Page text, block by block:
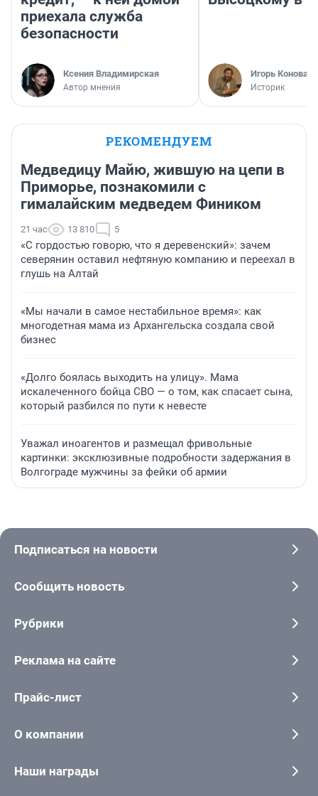
приехала служба
безопасности
Ксения Владимирская
Автор мнения
Игорь
Историк
РЕКОМЕНДУЕМ
Медведицу Майю, жившую на цепи в
Приморье, познакомили с
гималайским медведем Фиником
21 час 13 810 5
«С гордостью говорю, что я деревенский»: зачем
северянин оставил нефтяную компанию и переехал в
глушь на Алтай
«Мы начали в самое нестабильное время»: как
многодетная мама из Архангельска создала свой
бизнес
«Долго боялась выходить на улицу». Мама
искалеченного бойца СВО — о том, как спасает сына,
который разбился по пути к невесте
Уважал иноагентов и размещал фривольные
картинки: эксклюзивные подробности задержания в
Волгограде мужчины за фейки об армии
Подписаться на новости
Сообщить новость
Рубрики
Реклама на сайте
Прайс-лист
О компании
Наши награды